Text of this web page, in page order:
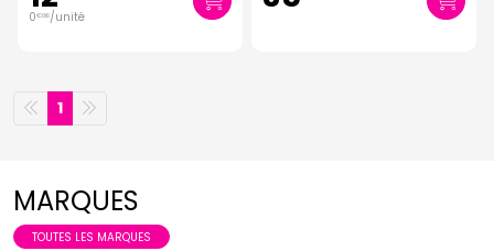
0€06/unité
1
MARQUES
TOUTES LES MARQUES